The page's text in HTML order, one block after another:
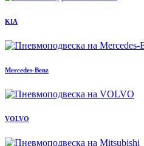
KIA
Mercedes-Benz
VOLVO